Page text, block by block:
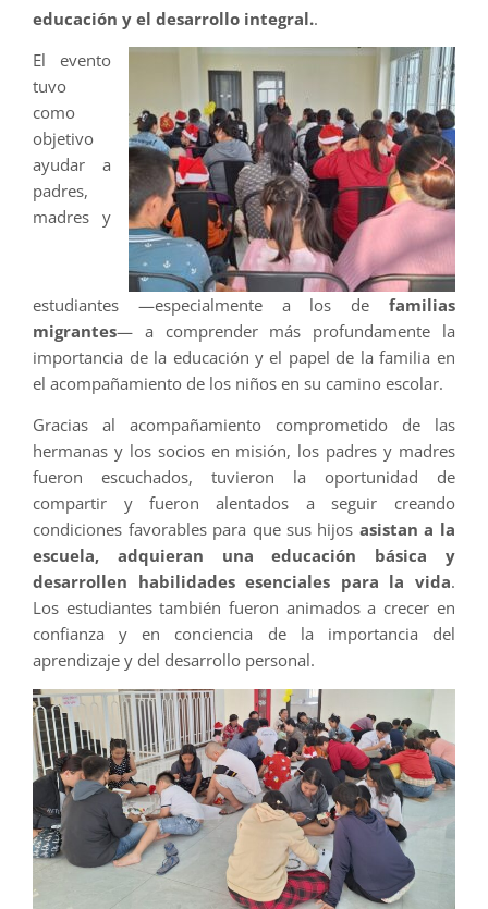
educación y el desarrollo integral..
El evento
tuvo
como
objetivo
ayudar a
padres,
madres y
estudiantes —especialmente a los de familias
migrantes— a comprender más profundamente la
importancia de la educación y el papel de la familia en
el acompañamiento de los niños en su camino escolar.
Gracias al acompañamiento comprometido de las
hermanas y los socios en misión, los padres y madres
fueron escuchados, tuvieron la oportunidad de
compartir y fueron alentados a seguir creando
condiciones favorables para que sus hijos asistan a la
escuela, adquieran una educación básica y
desarrollen habilidades esenciales para la vida.
Los estudiantes también fueron animados a crecer en
confianza y en conciencia de la importancia del
aprendizaje y del desarrollo personal.